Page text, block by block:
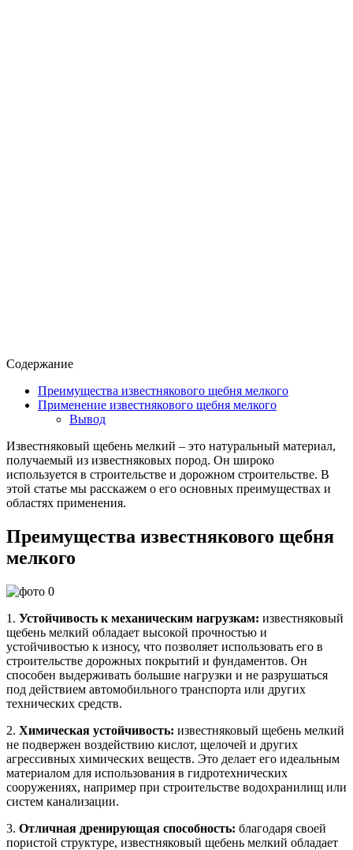
Содержание
Преимущества известнякового щебня мелкого
Применение известнякового щебня мелкого
Вывод
Известняковый щебень мелкий – это натуральный материал,
получаемый из известняковых пород. Он широко
используется в строительстве и дорожном строительстве. В
этой статье мы расскажем о его основных преимуществах и
областях применения.
Преимущества известнякового щебня
мелкого
1. Устойчивость к механическим нагрузкам: известняковый
щебень мелкий обладает высокой прочностью и
устойчивостью к износу, что позволяет использовать его в
строительстве дорожных покрытий и фундаментов. Он
способен выдерживать большие нагрузки и не разрушаться
под действием автомобильного транспорта или других
технических средств.
2. Химическая устойчивость: известняковый щебень мелкий
не подвержен воздействию кислот, щелочей и других
агрессивных химических веществ. Это делает его идеальным
материалом для использования в гидротехнических
сооружениях, например при строительстве водохранилищ или
систем канализации.
3. Отличная дренирующая способность: благодаря своей
пористой структуре, известняковый щебень мелкий обладает